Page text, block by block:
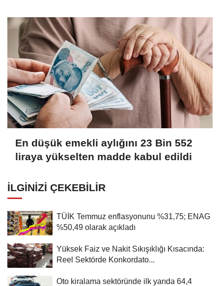
En düşük emekli aylığını 23 Bin 552
liraya yükselten madde kabul edildi
İLGINIZI ÇEKEBILIR
TÜİK Temmuz enflasyonunu %31,75; ENAG
%50,49 olarak açıkladı
Yüksek Faiz ve Nakit Sıkışıklığı Kısacında:
Reel Sektörde Konkordato...
Oto kiralama sektöründe ilk yarıda 64,4